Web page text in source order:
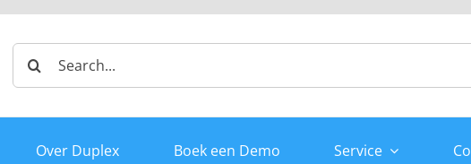
Zoeken
naar:
Over Duplex Boek een Demo Service